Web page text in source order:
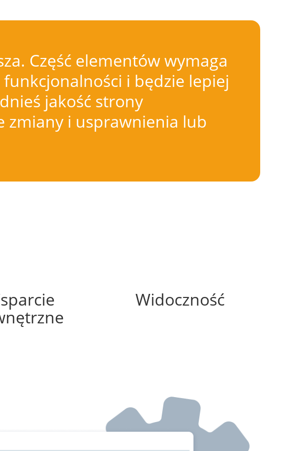
Część elementów wymaga
i będzie lepiej
jakość strony
zmiany i usprawnienia lub
Widoczność